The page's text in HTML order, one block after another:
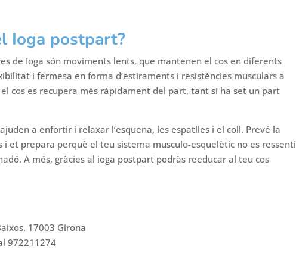
Ioga postpart?
de Ioga són moviments lents, que mantenen el cos en diferents
i fermesa en forma d’estiraments i resistències musculars a
cos es recupera més ràpidament del part, tant si ha set un part
a enfortir i relaxar l’esquena, les espatlles i el coll. Prevé la
et prepara perquè el teu sistema musculo-esquelètic no es ressenti
A més, gràcies al ioga postpart podràs reeducar al teu cos
17003 Girona
972211274